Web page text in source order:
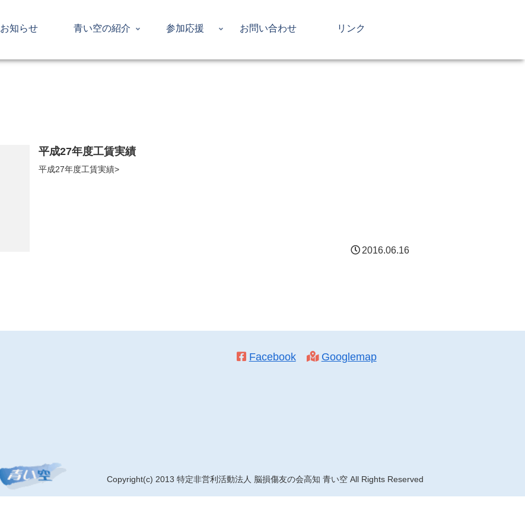
お知らせ 青い空の紹介 参加応援 お問い合わせ リンク
平成27年度工賃実績
平成27年度工賃実績>
2016.06.16
Facebook Googlemap
Copyright(c) 2013 特定非営利活動法人 脳損傷友の会高知 青い空 All Rights Reserved